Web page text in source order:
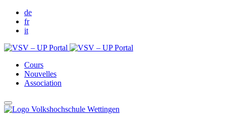
de
fr
it
Cours
Nouvelles
Association